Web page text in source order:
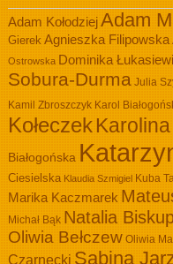
Adam KołodziejAdam
Gierek Agnieszka Filipowska
Ostrowska Dominika
Sobura-Durma Julia
Kamil Zbroszczyk Karol
Kołeczek
Białogońska
Ciesielska Klaudia Szmigiel Kuba
Marika Kaczmarek
Michał Bąk Natalia
Oliwia Bełczew Oliwia
Czarnecki Sabina